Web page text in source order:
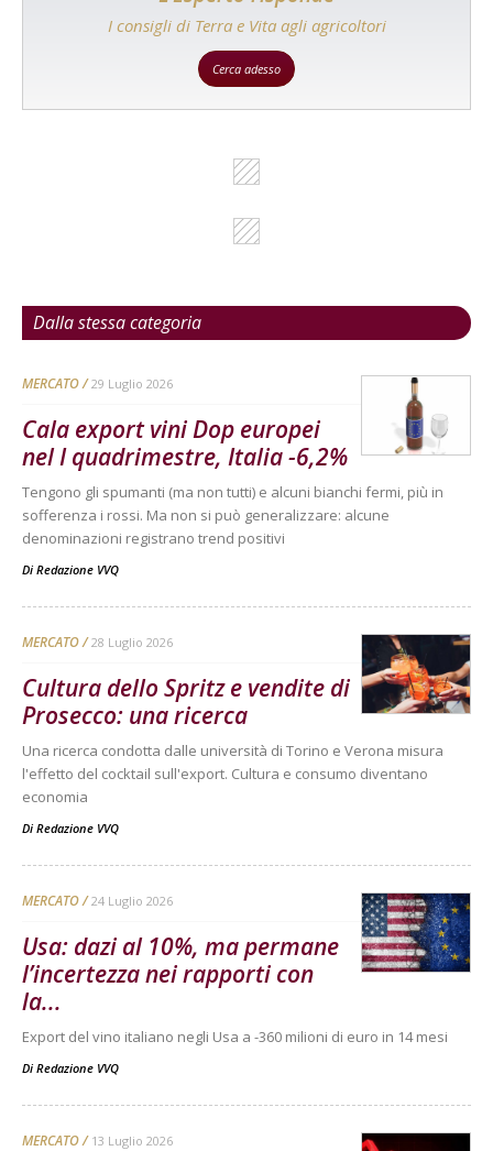
I consigli di Terra e Vita agli agricoltori
Cerca adesso
Dalla stessa categoria
MERCATO 29 Luglio 2026
Cala export vini Dop europei
nel I quadrimestre, Italia -6,2%
Tengono gli spumanti (ma non tutti) e alcuni bianchi fermi, più in
sofferenza i rossi. Ma non si può generalizzare: alcune
denominazioni registrano trend positivi
Di Redazione VVQ
MERCATO 28 Luglio 2026
Cultura dello Spritz e vendite di
Prosecco: una ricerca
Una ricerca condotta dalle università di Torino e Verona misura
l'effetto del cocktail sull'export. Cultura e consumo diventano
economia
Di Redazione VVQ
MERCATO 24 Luglio 2026
Usa: dazi al 10%, ma permane
l’incertezza nei rapporti con
la...
Export del vino italiano negli Usa a -360 milioni di euro in 14 mesi
Di Redazione VVQ
MERCATO 13 Luglio 2026